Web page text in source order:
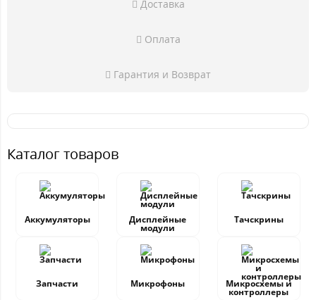
Доставка
Оплата
Гарантия и Возврат
Каталог товаров
Аккумуляторы Дисплейные
модули
Тачскрины
Запчасти Микрофоны Микросхемы и
контроллеры